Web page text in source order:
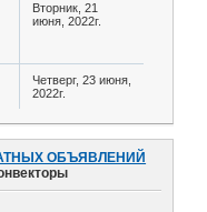
Вторник, 21
июня, 2022г.
Четверг, 23 июня,
2022г.
ОБЪЯВЛЕНИЙ